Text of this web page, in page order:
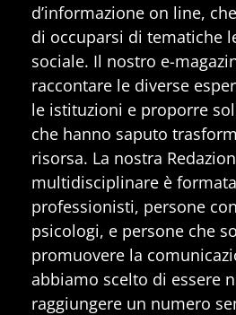
d’informazione on line,
di occuparsi di tematiche
sociale. Il nostro e-
raccontare le diverse
le istituzioni e proporre
che hanno saputo
risorsa. La nostra
multidisciplinare è
professionisti, persone
psicologi, e persone che
promuovere la
abbiamo scelto di essere
raggiungere un numero